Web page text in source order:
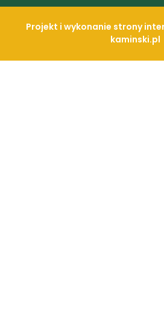
Projekt i wykonanie strony
kaminski.pl